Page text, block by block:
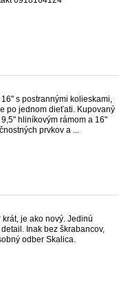
s postrannými kolieskami,
po jednom dieťati. Kupovaný
hliníkovým rámom a 16"
prvkov a ...
je ako nový. Jedinú
Inak bez škrabancov,
odber Skalica.